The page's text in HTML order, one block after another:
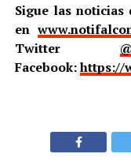
Sigue las noticias
en
Twitter
Facebook:https://